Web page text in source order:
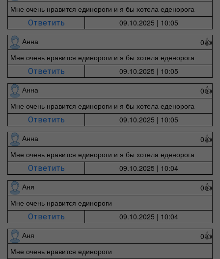
Мне очень нравится единороги и я бы хотела еденорога
Ответить
09.10.2025 | 10:05
Анна
0👍
Мне очень нравится единороги и я бы хотела еденорога
Ответить
09.10.2025 | 10:05
Анна
0👍
Мне очень нравится единороги и я бы хотела еденорога
Ответить
09.10.2025 | 10:05
Анна
0👍
Мне очень нравится единороги и я бы хотела еденорога
Ответить
09.10.2025 | 10:04
Аня
0👍
Мне очень нравится единороги
Ответить
09.10.2025 | 10:04
Аня
0👍
Мне очень нравится единороги